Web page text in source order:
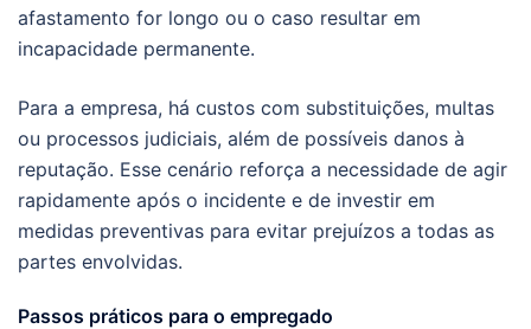
afastamento for longo ou o caso resultar em
incapacidade permanente.
Para a empresa, há custos com substituições, multas
ou processos judiciais, além de possíveis danos à
reputação. Esse cenário reforça a necessidade de agir
rapidamente após o incidente e de investir em
medidas preventivas para evitar prejuízos a todas as
partes envolvidas.
Passos práticos para o empregado